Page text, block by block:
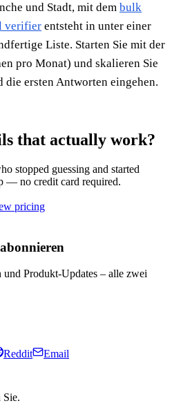
und Stadt, mit dem bulk
verifier entsteht in unter einer
Liste. Starten Sie mit der
pro Monat) und skalieren Sie
die ersten Antworten eingehen.
that actually work?
stopped guessing and started
— no credit card required.
pricing
Produkt-Updates – alle zwei
Reddit Email
Sie.